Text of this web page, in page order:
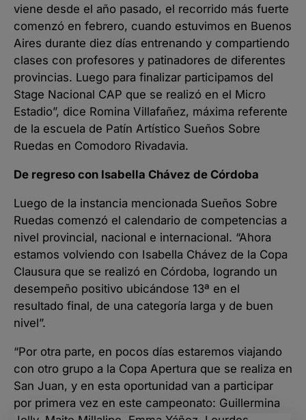
viene desde el año pasado, el recorrido más fuerte
comenzó en febrero, cuando estuvimos en Buenos
Aires durante diez días entrenando y compartiendo
clases con profesores y patinadores de diferentes
provincias. Luego para finalizar participamos del
Stage Nacional CAP que se realizó en el Micro
Estadio”, dice Romina Villafañez, máxima referente
de la escuela de Patín Artístico Sueños Sobre
Ruedas en Comodoro Rivadavia.
De regreso con Isabella Chávez de Córdoba
Luego de la instancia mencionada Sueños Sobre
Ruedas comenzó el calendario de competencias a
nivel provincial, nacional e internacional. “Ahora
estamos volviendo con Isabella Chávez de la Copa
Clausura que se realizó en Córdoba, logrando un
desempeño positivo ubicándose 13ª en el
resultado final, de una categoría larga y de buen
nivel”.
“Por otra parte, en pocos días estaremos viajando
con otro grupo a la Copa Apertura que se realiza en
San Juan, y en esta oportunidad van a participar
por primera vez en este campeonato: Guillermina